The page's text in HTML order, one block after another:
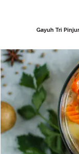
Gayuh Tri